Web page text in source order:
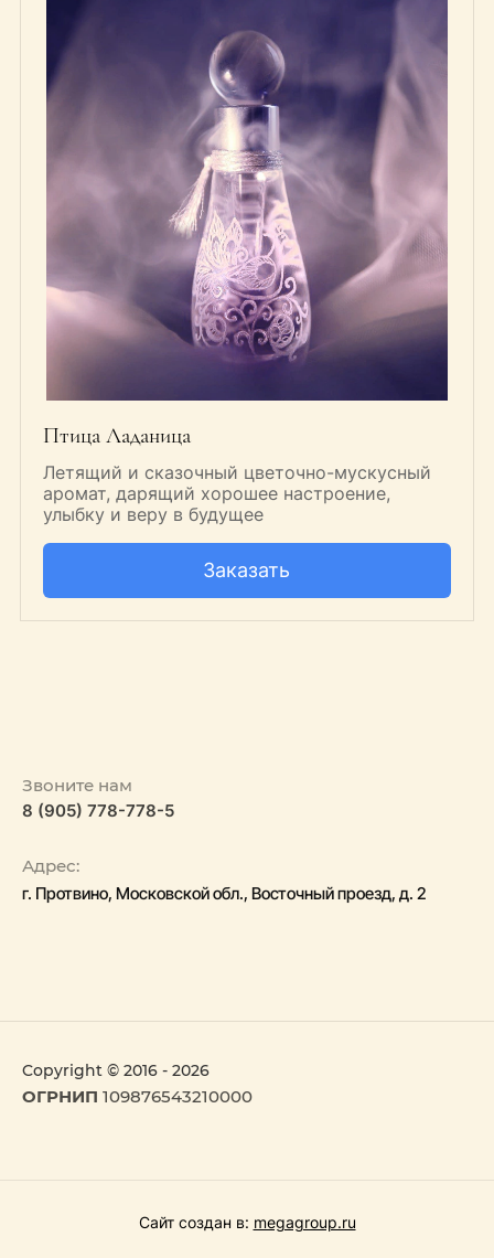
Птица Ладаница
Летящий и сказочный цветочно-мускусный
аромат, дарящий хорошее настроение,
улыбку и веру в будущее
Заказать
Звоните нам
8 (905) 778-778-5
Адрес:
г. Протвино, Московской обл., Восточный проезд, д. 2
Copyright © 2016 - 2026
ОГРНИП 109876543210000
Сайт создан в: megagroup.ru